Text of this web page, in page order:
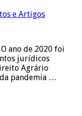
e Artigos
ano de 2020 foi
jurídicos
Agrário
pandemia …